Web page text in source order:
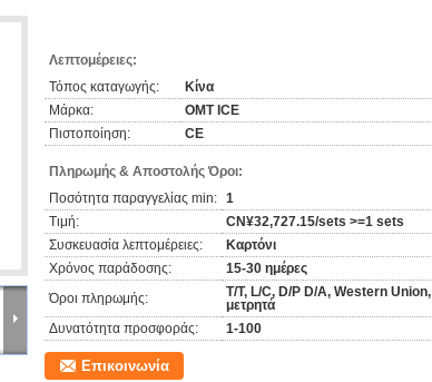
Λεπτομέρειες:
Τόπος καταγωγής:
Κίνα
Μάρκα:
OMT ICE
Πιστοποίηση:
CE
Πληρωμής & Αποστολής Όροι:
Ποσότητα παραγγελίας min: 1
Τιμή:
CN¥32,727.15/sets >=1 sets
Συσκευασία λεπτομέρειες:
Καρτόνι
Χρόνος παράδοσης:
15-30 ημέρες
Όροι πληρωμής:
Τ/Τ, L/C, D/P D/A, Western Union,
μετρητά
Δυνατότητα προσφοράς:
1-100
Επικοινωνία